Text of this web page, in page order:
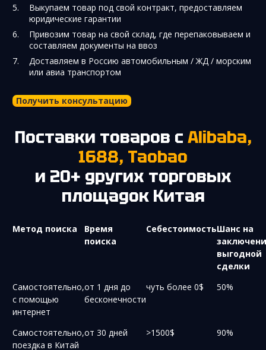
Выкупаем товар под свой контракт, предоставляем
юридические гарантии
Привозим товар на свой склад, где перепаковываем и
составляем документы на ввоз
Доставляем в Россию автомобильным / ЖД / морским
или авиа транспортом
Получить консультацию
Поставки товаров с Alibaba,
1688, Taobao
и 20+ других торговых
площадок Китая
Метод поиска
Время
поиска
СебестоимостьШанс на
выгодной
сделки
Самостоятельно,
с помощью
интернет
от 1 дня до
бесконечности
чуть более 0$ 50%
Самостоятельно,
поездка в Китай
от 30 дней >1500$ 90%